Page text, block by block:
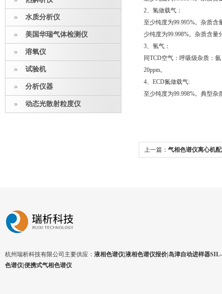
水质分析仪
美国华瑞气体检测仪
溶氧仪
试验机
分析仪器
动态光散射粒度仪
2、氢做载气：
至少纯度为99.995%。杂质含
少纯度为99.998%。杂质含量
3、氢气：
同TCD空气：呼吸级杂质：
20ppm。
4、ECD氮做载气:
至少纯度为99.998%。典型杂
上一篇： 气相色谱仪离心机
杭州瑞析科技有限公司主要供应： 液相色谱仪|液相色谱仪报价|岛津自动进样器
色谱仪|便携式气相色谱仪